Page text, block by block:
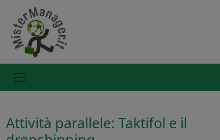
Attività parallele: Taktifol e il